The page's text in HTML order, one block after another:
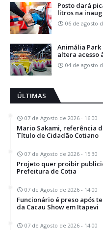
Posto dará
litros na
06 de agosto
Animália Park
altera acesso
04 de agosto
ÚLTIMAS
07 de Agosto de 2026 - 16:00
Mario Sakami, referência
Título de Cidadão Cotiano
07 de Agosto de 2026 - 15:30
Projeto quer proibir
Prefeitura de Cotia
07 de Agosto de 2026 - 14:00
Funcionário é preso após
da Cacau Show em Itapevi
07 de Agosto de 2026 - 14:00